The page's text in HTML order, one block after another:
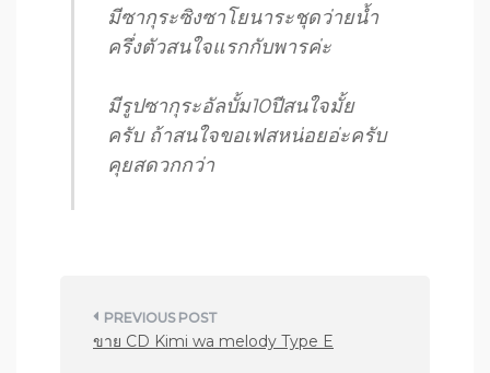
มีซากุระซิงซาโยนาระชุดว่ายน้ำ
ครึ่งตัวสนใจแรกกับพารค่ะ
มีรูปซากุระอัลบั้ม10ปีสนใจมั้ย
ครับ ถ้าสนใจขอเฟสหน่อยอ่ะครับ
คุยสดวกกว่า
แ
น
ขาย CD Kimi wa melody Type E